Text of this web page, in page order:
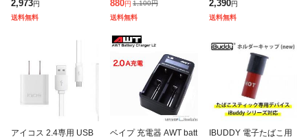
タバコ 電子タバコ ディ
スプレイ搭載 セッショ
2,973円
送料無料
タバコ ヤニ取りMAX 今
だけ120ml 30ml×
880円 1,100円
送料無料
2種から1つ
2,390円
送料無料
アイコス 2.4専用 USB
ベイプ 充電器 AWT batt
IBUDDY 電子たばこ用